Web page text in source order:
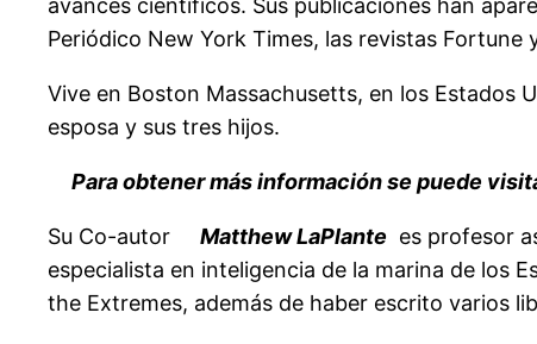
avances científicos. Sus publicaciones han
Periódico New York Times, las revistas Fortune
Vive en Boston Massachusetts, en los Estados
esposa y sus tres hijos.
Para obtener más información se puede
Su Co-autor Matthew LaPlante es profesor
especialista en inteligencia de la marina de los
the Extremes, además de haber escrito varios